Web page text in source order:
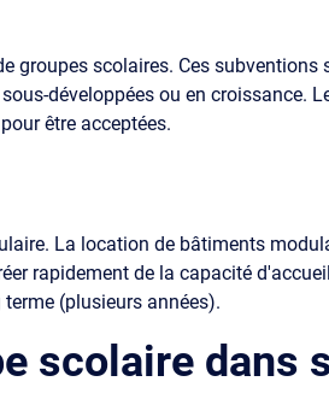
scolaires. Ces subventions
développées ou en croissance.
être acceptées.
La location de bâtiments
rapidement de la capacité
(plusieurs années).
scolaire dans